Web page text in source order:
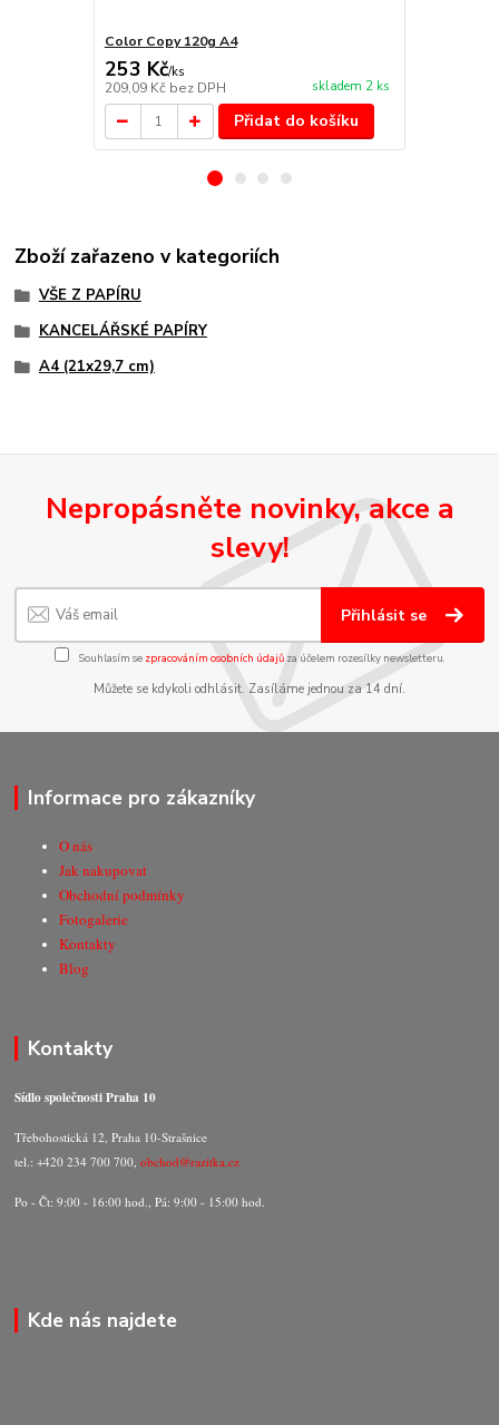
Color Copy 120g A4
253 Kč/ks
209,09 Kč bez DPH skladem 2 ks
Přidat do košíku
Zboží zařazeno v kategoriích
VŠE Z PAPÍRU
KANCELÁŘSKÉ PAPÍRY
A4 (21x29,7 cm)
Nepropásněte novinky, akce a
slevy!
Přihlásit se
Souhlasím se zpracováním osobních údajůza účelem rozesílky newsletteru.
Můžete se kdykoli odhlásit. Zasíláme jednou za 14 dní.
Informace pro zákazníky
O nás
Jak nakupovat
Obchodní podmínky
Fotogalerie
Kontakty
Blog
Kontakty
Sídlo společnosti Praha 10
Třebohostická 12, Praha 10-Strašnice
tel.: +420 234 700 700,obchod@razitka.cz
Po - Čt: 9:00 - 16:00 hod., Pá: 9:00 - 15:00 hod.
Kde nás najdete